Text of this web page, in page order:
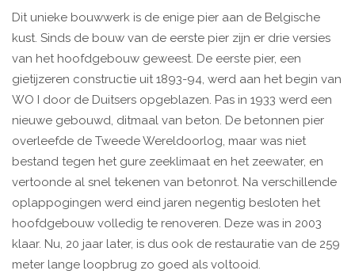
Dit unieke bouwwerk is de enige pier aan de Belgische
kust. Sinds de bouw van de eerste pier zijn er drie versies
van het hoofdgebouw geweest. De eerste pier, een
gietijzeren constructie uit 1893-94, werd aan het begin van
WO I door de Duitsers opgeblazen. Pas in 1933 werd een
nieuwe gebouwd, ditmaal van beton. De betonnen pier
overleefde de Tweede Wereldoorlog, maar was niet
bestand tegen het gure zeeklimaat en het zeewater, en
vertoonde al snel tekenen van betonrot. Na verschillende
oplappogingen werd eind jaren negentig besloten het
hoofdgebouw volledig te renoveren. Deze was in 2003
klaar. Nu, 20 jaar later, is dus ook de restauratie van de 259
meter lange loopbrug zo goed als voltooid.